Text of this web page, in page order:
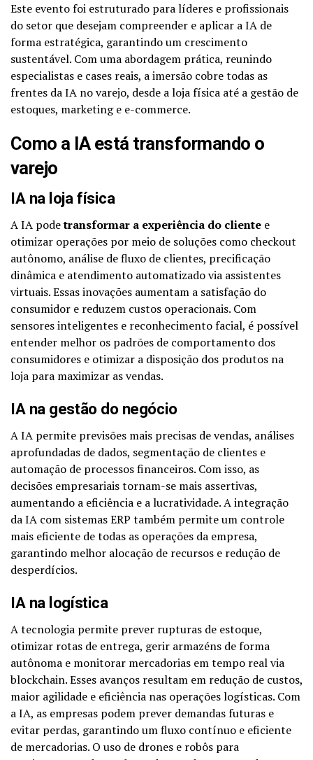
Este evento foi estruturado para líderes e profissionais
do setor que desejam compreender e aplicar a IA de
forma estratégica, garantindo um crescimento
sustentável. Com uma abordagem prática, reunindo
especialistas e cases reais, a imersão cobre todas as
frentes da IA no varejo, desde a loja física até a gestão de
estoques, marketing e e-commerce.
Como a IA está transformando o
varejo
IA na loja física
A IA podetransformar a experiência do cliente e
otimizar operações por meio de soluções como checkout
autônomo, análise de fluxo de clientes, precificação
dinâmica e atendimento automatizado via assistentes
virtuais. Essas inovações aumentam a satisfação do
consumidor e reduzem custos operacionais. Com
sensores inteligentes e reconhecimento facial, é possível
entender melhor os padrões de comportamento dos
consumidores e otimizar a disposição dos produtos na
loja para maximizar as vendas.
IA na gestão do negócio
A IA permite previsões mais precisas de vendas, análises
aprofundadas de dados, segmentação de clientes e
automação de processos financeiros. Com isso, as
decisões empresariais tornam-se mais assertivas,
aumentando a eficiência e a lucratividade. A integração
da IA com sistemas ERP também permite um controle
mais eficiente de todas as operações da empresa,
garantindo melhor alocação de recursos e redução de
desperdícios.
IA na logística
A tecnologia permite prever rupturas de estoque,
otimizar rotas de entrega, gerir armazéns de forma
autônoma e monitorar mercadorias em tempo real via
blockchain. Esses avanços resultam em redução de custos,
maior agilidade e eficiência nas operações logísticas. Com
a IA, as empresas podem prever demandas futuras e
evitar perdas, garantindo um fluxo contínuo e eficiente
de mercadorias. O uso de drones e robôs para